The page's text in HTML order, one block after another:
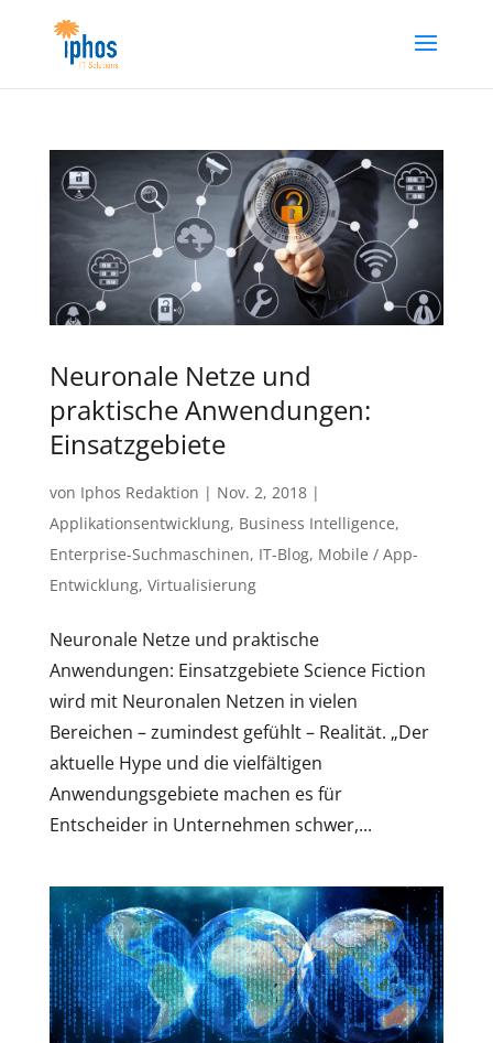
Neuronale Netze und
praktische Anwendungen:
Einsatzgebiete
von Iphos Redaktion | Nov. 2, 2018|
Applikationsentwicklung, Business Intelligence,
Enterprise-Suchmaschinen, IT-Blog, Mobile / App-
Entwicklung, Virtualisierung
Neuronale Netze und praktische
Anwendungen: Einsatzgebiete Science Fiction
wird mit Neuronalen Netzen in vielen
Bereichen – zumindest gefühlt – Realität. „Der
aktuelle Hype und die vielfältigen
Anwendungsgebiete machen es für
Entscheider in Unternehmen schwer,...